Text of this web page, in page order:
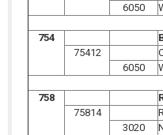
6050
754
75412
6050
758
75814
3020